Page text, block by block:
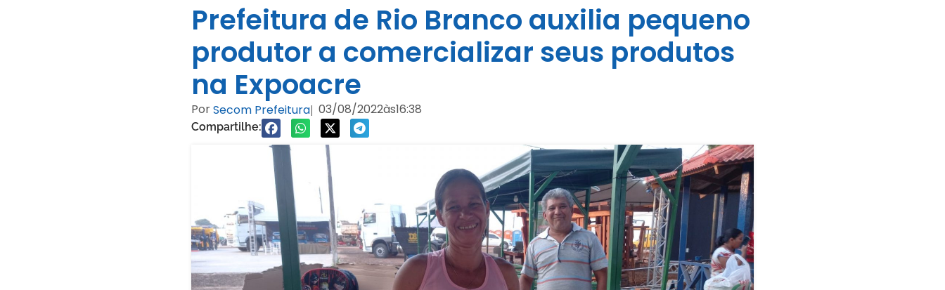
Prefeitura de Rio Branco auxilia pequeno
produtor a comercializar seus produtos
na Expoacre
PorSecom Prefeitura| 03/08/2022às16:38
Compartilhe: